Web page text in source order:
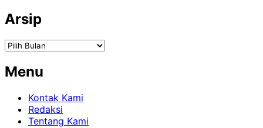
Arsip
Arsip
Menu
Kontak Kami
Redaksi
Tentang Kami